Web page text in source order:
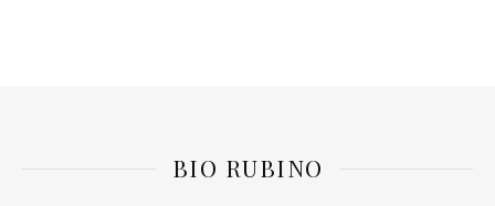
BIO RUBINO